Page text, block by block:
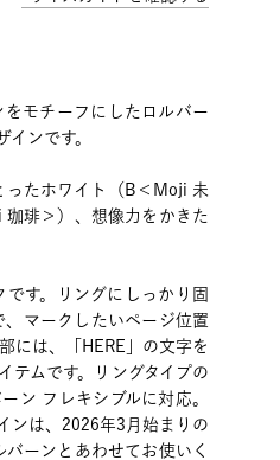
モチーフにしたロルバー
ンです。
ったホワイト（B＜Moji 未
琲＞）、想像力をかきた
す。リングにしっかり固
マークしたいページ位置
には、「HERE」の文字を
テムです。リングタイプの
ン フレキシブルに対応。
ンは、2026年3月始まりの
ーンとあわせてお使いく